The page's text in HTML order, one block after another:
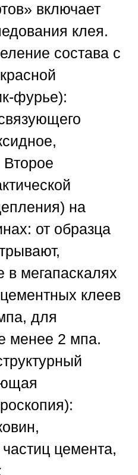
включает
клея.
состава с
фурье):
на
от образца
в мегапаскалях
клеев
для
менее 2 мпа.
цемента,